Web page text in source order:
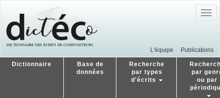
L'équipe Publications
Dictionnaire
Base de
données
Recherche
par types
d'écrits
par
ou par